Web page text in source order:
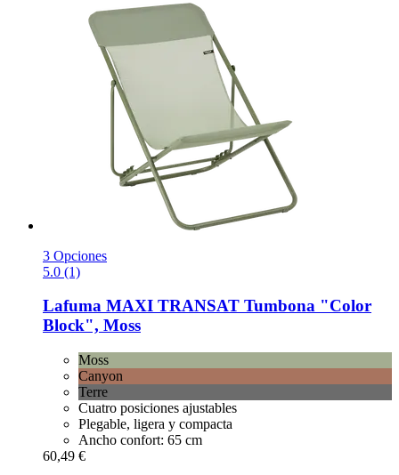
3 Opciones
5.0 (1)
Lafuma MAXI TRANSAT Tumbona "Color
Block", Moss
Moss
Canyon
Terre
Cuatro posiciones ajustables
Plegable, ligera y compacta
Ancho confort: 65 cm
60,49 €